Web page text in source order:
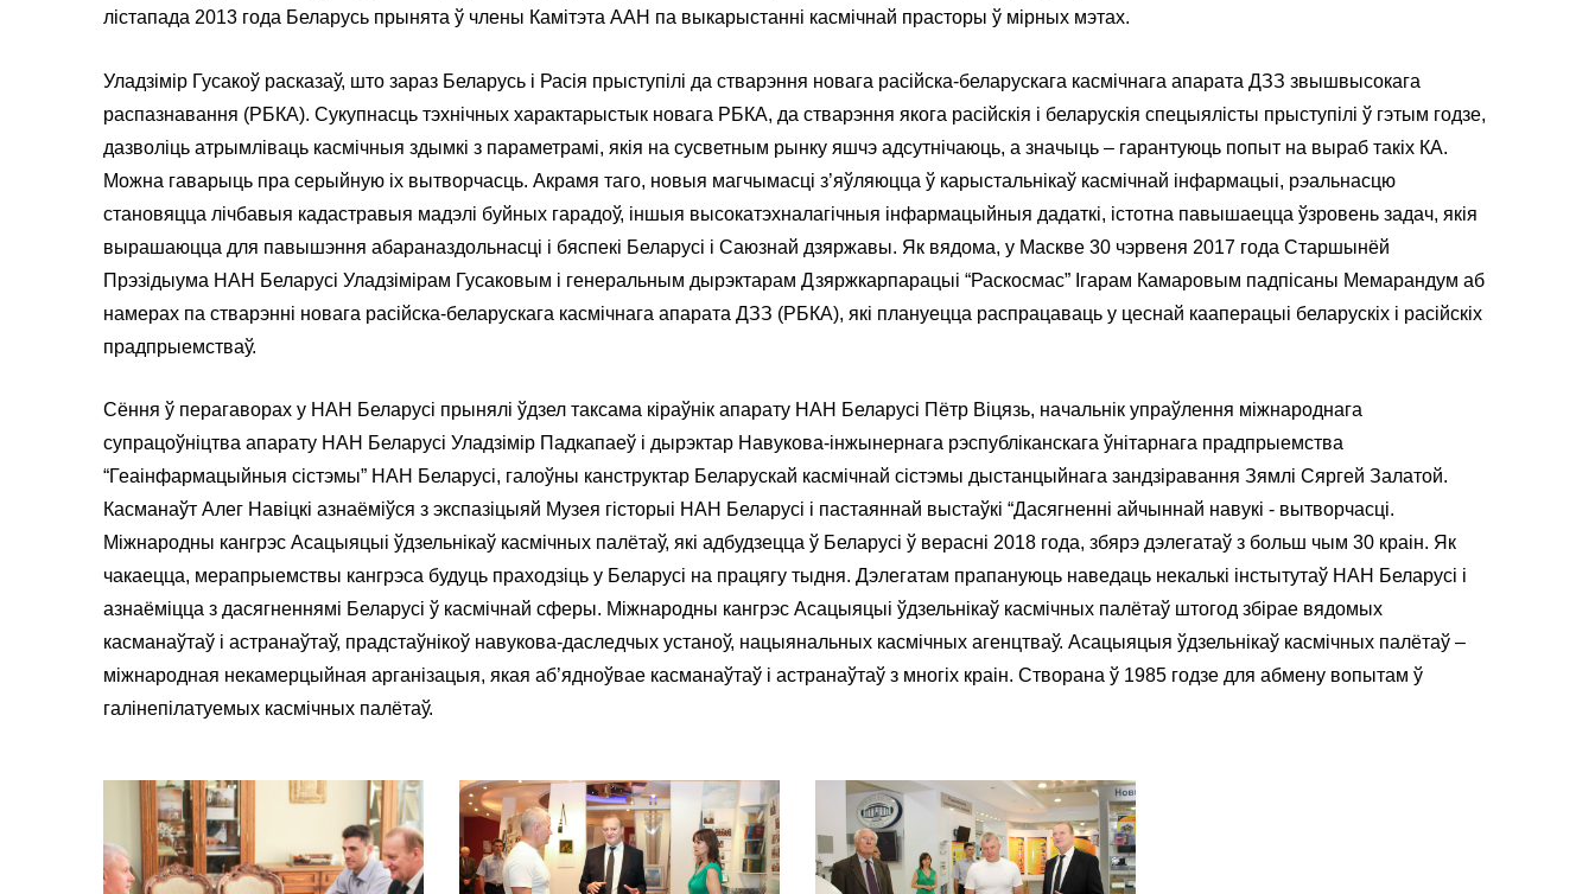
лістапада 2013 года Беларусь прынята ў члены Камітэта ААН па выкарыстанні касмічнай прасторы ў мірных мэтах.
Уладзімір Гусакоў расказаў, што зараз Беларусь і Расія прыступілі да стварэння новага расійска-беларускага касмічнага апарата ДЗЗ звышвысокага
распазнавання (РБКА). Сукупнасць тэхнічных характарыстык новага РБКА, да стварэння якога расійскія і беларускія спецыялісты прыступілі ў гэтым годзе,
дазволіць атрымліваць касмічныя здымкі з параметрамі, якія на сусветным рынку яшчэ адсутнічаюць, а значыць ‒ гарантуюць попыт на выраб такіх КА.
Можна гаварыць пра серыйную іх вытворчасць. Акрамя таго, новыя магчымасці з’яўляюцца ў карыстальнікаў касмічнай інфармацыі, рэальнасцю
становяцца лічбавыя кадастравыя мадэлі буйных гарадоў, іншыя высокатэхналагічныя інфармацыйныя дадаткі, істотна павышаецца ўзровень задач, якія
вырашаюцца для павышэння абараназдольнасці і бяспекі Беларусі і Саюзнай дзяржавы. Як вядома, у Маскве 30 чэрвеня 2017 года Старшынёй
Прэзідыума НАН Беларусі Уладзімірам Гусаковым і генеральным дырэктарам Дзяржкарпарацыі “Раскосмас” Ігарам Камаровым падпісаны Мемарандум аб
намерах па стварэнні новага расійска-беларускага касмічнага апарата ДЗЗ (РБКА), які плануецца распрацаваць у цеснай кааперацыі беларускіх і расійскіх
прадпрыемстваў.
Сёння ў перагаворах у НАН Беларусі прынялі ўдзел таксама кіраўнік апарату НАН Беларусі Пётр Віцязь, начальнік упраўлення міжнароднага
супрацоўніцтва апарату НАН Беларусі Уладзімір Падкапаеў і дырэктар Навукова-інжынернага рэспубліканскага ўнітарнага прадпрыемства
“Геаінфармацыйныя сістэмы” НАН Беларусі, галоўны канструктар Беларускай касмічнай сістэмы дыстанцыйнага зандзіравання Зямлі Сяргей Залатой.
Касманаўт Алег Навіцкі азнаёміўся з экспазіцыяй Музея гісторыі НАН Беларусі і пастаяннай выстаўкі “Дасягненні айчыннай навукі - вытворчасці.
Міжнародны кангрэс Асацыяцыі ўдзельнікаў касмічных палётаў, які адбудзецца ў Беларусі ў верасні 2018 года, збярэ дэлегатаў з больш чым 30 краін. Як
чакаецца, мерапрыемствы кангрэса будуць праходзіць у Беларусі на працягу тыдня. Дэлегатам прапануюць наведаць некалькі інстытутаў НАН Беларусі і
азнаёміцца з дасягненнямі Беларусі ў касмічнай сферы. Міжнародны кангрэс Асацыяцыі ўдзельнікаў касмічных палётаў штогод збірае вядомых
касманаўтаў і астранаўтаў, прадстаўнікоў навукова-даследчых устаноў, нацыянальных касмічных агенцтваў. Асацыяцыя ўдзельнікаў касмічных палётаў ‒
міжнародная некамерцыйная арганізацыя, якая аб’ядноўвае касманаўтаў і астранаўтаў з многіх краін. Створана ў 1985 годзе для абмену вопытам ў
галінепілатуемых касмічных палётаў.